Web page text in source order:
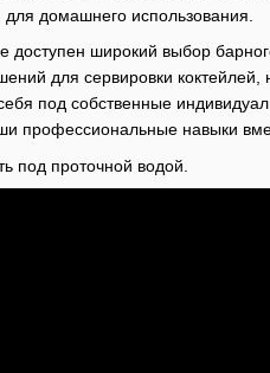
для домашнего использования.
доступен широкий выбор
для сервировки
под собственные
профессиональные навыки
под проточной водой.